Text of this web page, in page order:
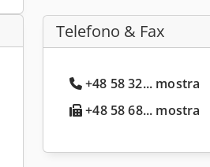
Telefono & Fax
+48 58 32... mostra
+48 58 68... mostra